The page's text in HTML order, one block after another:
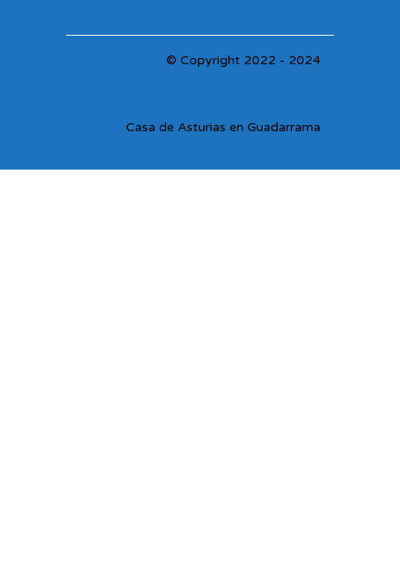
© Copyright 2022 - 2024
Casa de Asturias en Guadarrama